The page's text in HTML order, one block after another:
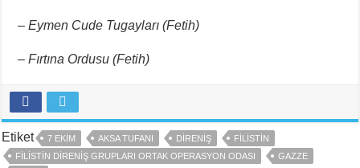
–Eymen Cude Tugayları (Fetih)
–Fırtına Ordusu (Fetih)
Etiket 7 EKIM AKSA TUFANI DIRENIŞ
FILISTIN
FILISTIN DIRENIŞ GRUPLARI ORTAK OPERASYON ODASI
GAZZE